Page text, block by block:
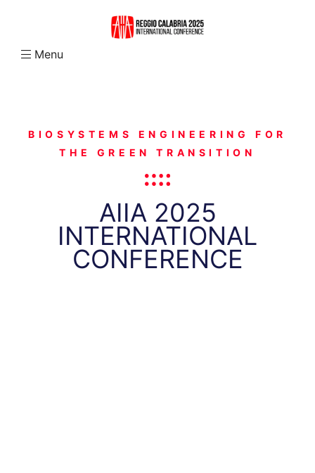
Menu
BIOSYSTEMS ENGINEERING FOR
THE GREEN TRANSITION
AIIA 2025
INTERNATIONAL
CONFERENCE